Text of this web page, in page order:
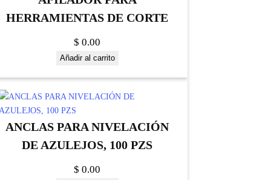
HERRAMIENTAS DE CORTE
$ 0.00
Añadir al carrito
ANCLAS PARA NIVELACIÓN
DE AZULEJOS, 100 PZS
$ 0.00